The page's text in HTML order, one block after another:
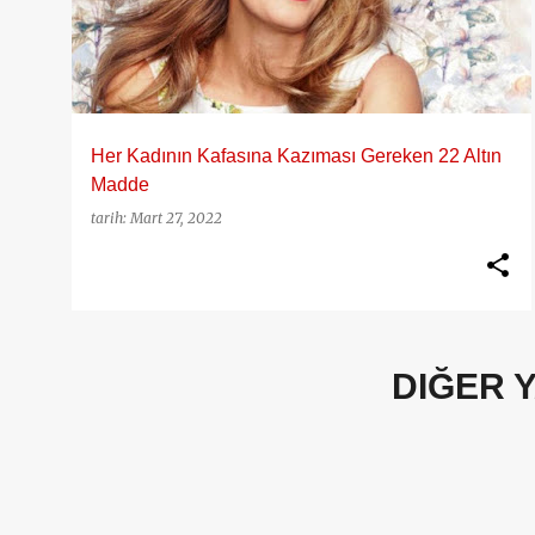
ı
t
l
Her Kadının Kafasına Kazıması Gereken 22 Altın
Madde
tarih:Mart 27, 2022
DIĞER